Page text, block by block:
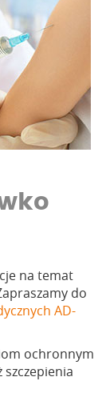
na temat
do
AD-
ochronnym